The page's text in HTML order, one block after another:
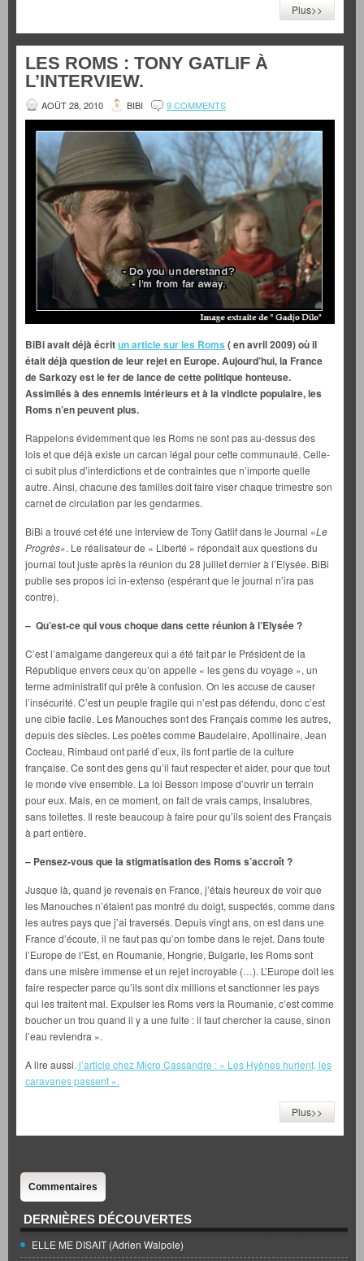
Plus>>
LES ROMS : TONY GATLIF À
L’INTERVIEW.
AOÛT 28, 2010 BIBI 9 COMMENTS
BiBi avait déjà écritun article sur les Roms ( en avril 2009) où il
était déjà question de leur rejet en Europe. Aujourd’hui, la France
de Sarkozy est le fer de lance de cette politique honteuse.
Assimilés à des ennemis intérieurs et à la vindicte populaire, les
Roms n’en peuvent plus.
Rappelons évidemment que les Roms ne sont pas au-dessus des
lois et que déjà existe un carcan légal pour cette communauté. Celle-
ci subit plus d’interdictions et de contraintes que n’importe quelle
autre. Ainsi, chacune des familles doit faire viser chaque trimestre son
carnet de circulation par les gendarmes.
BiBi a trouvé cet été une interview de Tony Gatlif dans le Journal «Le
Progrès». Le réalisateur de « Liberté » répondait aux questions du
journal tout juste après la réunion du 28 juillet dernier à l’Elysée. BiBi
publie ses propos ici in-extenso (espérant que le journal n’ira pas
contre).
– Qu’est-ce qui vous choque dans cette réunion à l’Elysée ?
C’est l’amalgame dangereux qui a été fait par le Président de la
République envers ceux qu’on appelle « les gens du voyage », un
terme administratif qui prête à confusion. On les accuse de causer
l’insécurité. C’est un peuple fragile qui n’est pas défendu, donc c’est
une cible facile. Les Manouches sont des Français comme les autres,
depuis des siècles. Les poètes comme Baudelaire, Apollinaire, Jean
Cocteau, Rimbaud ont parlé d’eux, ils font partie de la culture
française. Ce sont des gens qu’il faut respecter et aider, pour que tout
le monde vive ensemble. La loi Besson impose d’ouvrir un terrain
pour eux. Mais, en ce moment, on fait de vrais camps, insalubres,
sans toilettes. Il reste beaucoup à faire pour qu’ils soient des Français
à part entière.
– Pensez-vous que la stigmatisation des Roms s’accroît ?
Jusque là, quand je revenais en France, j’étais heureux de voir que
les Manouches n’étaient pas montré du doigt, suspectés, comme dans
les autres pays que j’ai traversés. Depuis vingt ans, on est dans une
France d’écoute, il ne faut pas qu’on tombe dans le rejet. Dans toute
l’Europe de l’Est, en Roumanie, Hongrie, Bulgarie, les Roms sont
dans une misère immense et un rejet incroyable (…). L’Europe doit les
faire respecter parce qu’ils sont dix millions et sanctionner les pays
qui les traitent mal. Expulser les Roms vers la Roumanie, c’est comme
boucher un trou quand il y a une fuite : il faut chercher la cause, sinon
l’eau reviendra ».
A lire aussi, l’article chez Micro Cassandre : « Les Hyènes hurlent, les
caravanes passent ».
Plus>>
Commentaires
DERNIÈRES DÉCOUVERTES
ELLE ME DISAIT (Adrien Walpole)